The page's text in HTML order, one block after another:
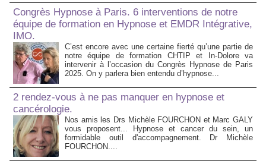
Congrès Hypnose à Paris. 6 interventions de notre
équipe de formation en Hypnose et EMDR Intégrative,
IMO.
C’est encore avec une certaine fierté qu’une partie de
notre équipe de formation CHTIP et In-Dolore va
intervenir à l’occasion du Congrès Hypnose de Paris
2025. On y parlera bien entendu d’hypnose...
2 rendez-vous à ne pas manquer en hypnose et
cancérologie.
Nos amis les Drs Michèle FOURCHON et Marc GALY
vous proposent... Hypnose et cancer du sein, un
formidable outil d'accompagnement. Dr Michèle
FOURCHON....